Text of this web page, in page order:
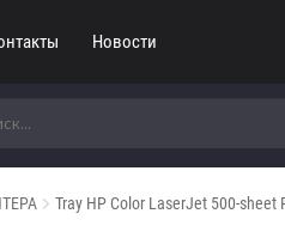
Новости
Tray HP Color LaserJet 500-